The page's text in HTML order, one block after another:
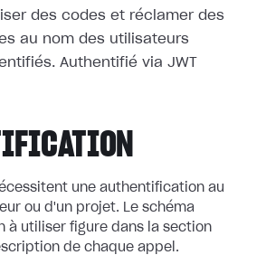
des codes et réclamer des
au nom des utilisateurs
Authentifié via JWT
une authentification au
ou d'un projet. Le schéma
à utiliser figure dans la section
de chaque appel.